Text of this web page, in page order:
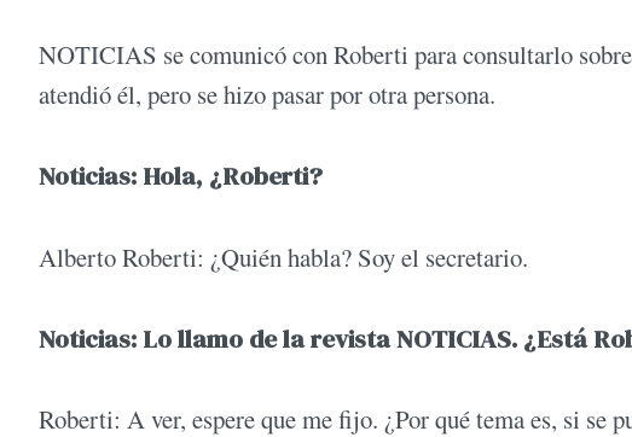
NOTICIAS se comunicó con Roberti para consultarlo
atendió él, pero se hizo pasar por otra persona.
Noticias: Hola, ¿Roberti?
Alberto Roberti: ¿Quién habla? Soy el secretario.
Noticias: Lo llamo de la revista NOTICIAS. ¿Está
Roberti: A ver, espere que me fijo. ¿Por qué tema es, si se